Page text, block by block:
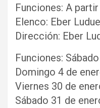
Funciones: A
Elenco: Eber
Dirección: Eber
Funciones:
Domingo 4 de
Viernes 30 de
Sábado 31 de